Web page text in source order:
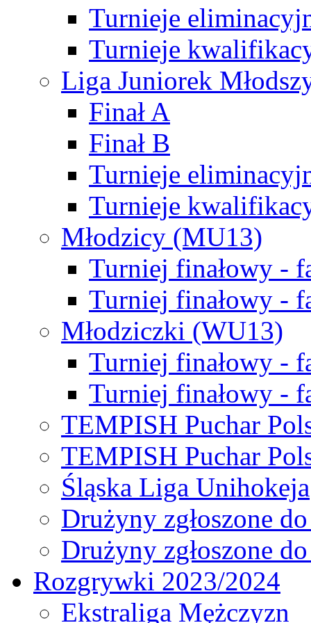
Turnieje
Turnieje
Liga Juniorek
Finał A
Finał B
Turnieje
Turnieje
Młodzicy (MU13)
Turniej finałowy -
Turniej finałowy -
Młodziczki (WU13)
Turniej finałowy -
Turniej finałowy -
TEMPISH Puchar
TEMPISH Puchar
Śląska Liga Unihokeja
Drużyny zgłoszone
Drużyny zgłoszone
Rozgrywki 2023/2024
Ekstraliga Mężczyzn